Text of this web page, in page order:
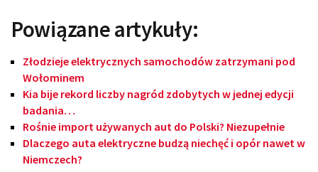
Powiązane artykuły:
Złodzieje elektrycznych samochodów zatrzymani pod
Wołominem
Kia bije rekord liczby nagród zdobytych w jednej edycji
badania…
Rośnie import używanych aut do Polski? Niezupełnie
Dlaczego auta elektryczne budzą niechęć i opór nawet w
Niemczech?